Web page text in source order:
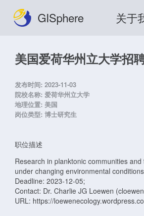
GISphere 关于
美国爱荷华州立大学招
发布时间: 2023-11-03
院校名称: 爱荷华州立大学
地理位置: 美国
岗位类型: 博士研究生
职位描述
Research in planktonic communities
under changing environmental
Deadline: 2023-12-05;
Contact: Dr. Charlie JG Loewen
URL: https://